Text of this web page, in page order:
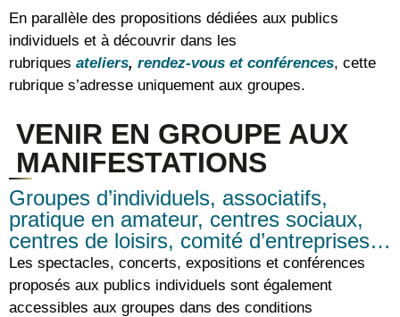
En parallèle des propositions dédiées aux publics
individuels et à découvrir dans les
rubriques ateliers, rendez-vous et conférences, cette
rubrique s’adresse uniquement aux groupes.
VENIR EN GROUPE AUX
MANIFESTATIONS
Groupes d’individuels, associatifs,
pratique en amateur, centres sociaux,
centres de loisirs, comité d’entreprises…
Les spectacles, concerts, expositions et conférences
proposés aux publics individuels sont également
accessibles aux groupes dans des conditions